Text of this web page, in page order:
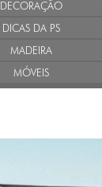
DECORAÇÃO
DICAS DA PS
MADEIRA
MÓVEIS